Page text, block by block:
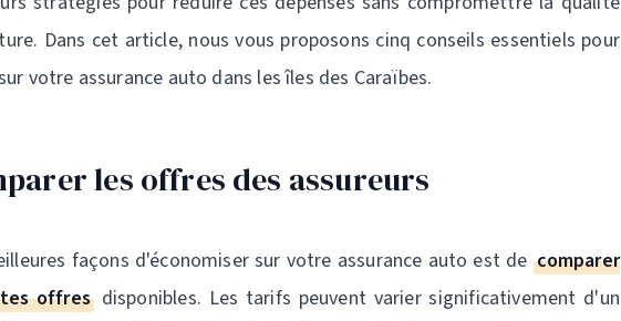
Dans cet article, nous vous proposons cinq conseils essentiels pour
votre assurance auto dans les îles des Caraïbes.
les offres des assureurs
façons d'économiser sur votre assurance auto est de comparer
offres disponibles. Les tarifs peuvent varier significativement d'un